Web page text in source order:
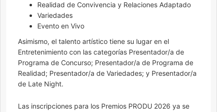
Realidad de Convivencia y Relaciones Adaptado
Variedades
Evento en Vivo
Asimismo, el talento artístico tiene su lugar en el
Entretenimiento con las categorías Presentador/a de
Programa de Concurso; Presentador/a de Programa de
Realidad; Presentador/a de Variedades; y Presentador/a
de Late Night.
Las inscripciones para los Premios PRODU 2026 ya se